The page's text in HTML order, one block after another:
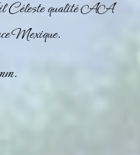
Céleste qualité AA
Mexique.